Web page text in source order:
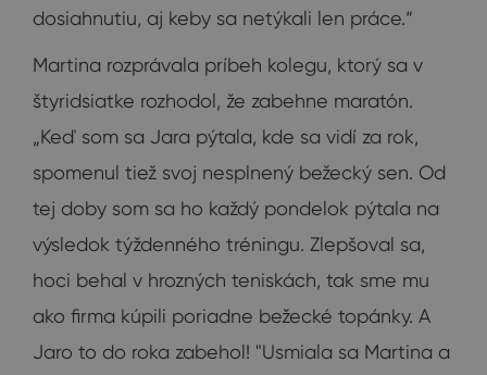
dosiahnutiu, aj keby sa netýkali len práce.“
Martina rozprávala príbeh kolegu, ktorý sa v
štyridsiatke rozhodol, že zabehne maratón.
„Keď som sa Jara pýtala, kde sa vidí za rok,
spomenul tiež svoj nesplnený bežecký sen. Od
tej doby som sa ho každý pondelok pýtala na
výsledok týždenného tréningu. Zlepšoval sa,
hoci behal v hrozných teniskách, tak sme mu
ako firma kúpili poriadne bežecké topánky. A
Jaro to do roka zabehol! "Usmiala sa Martina a